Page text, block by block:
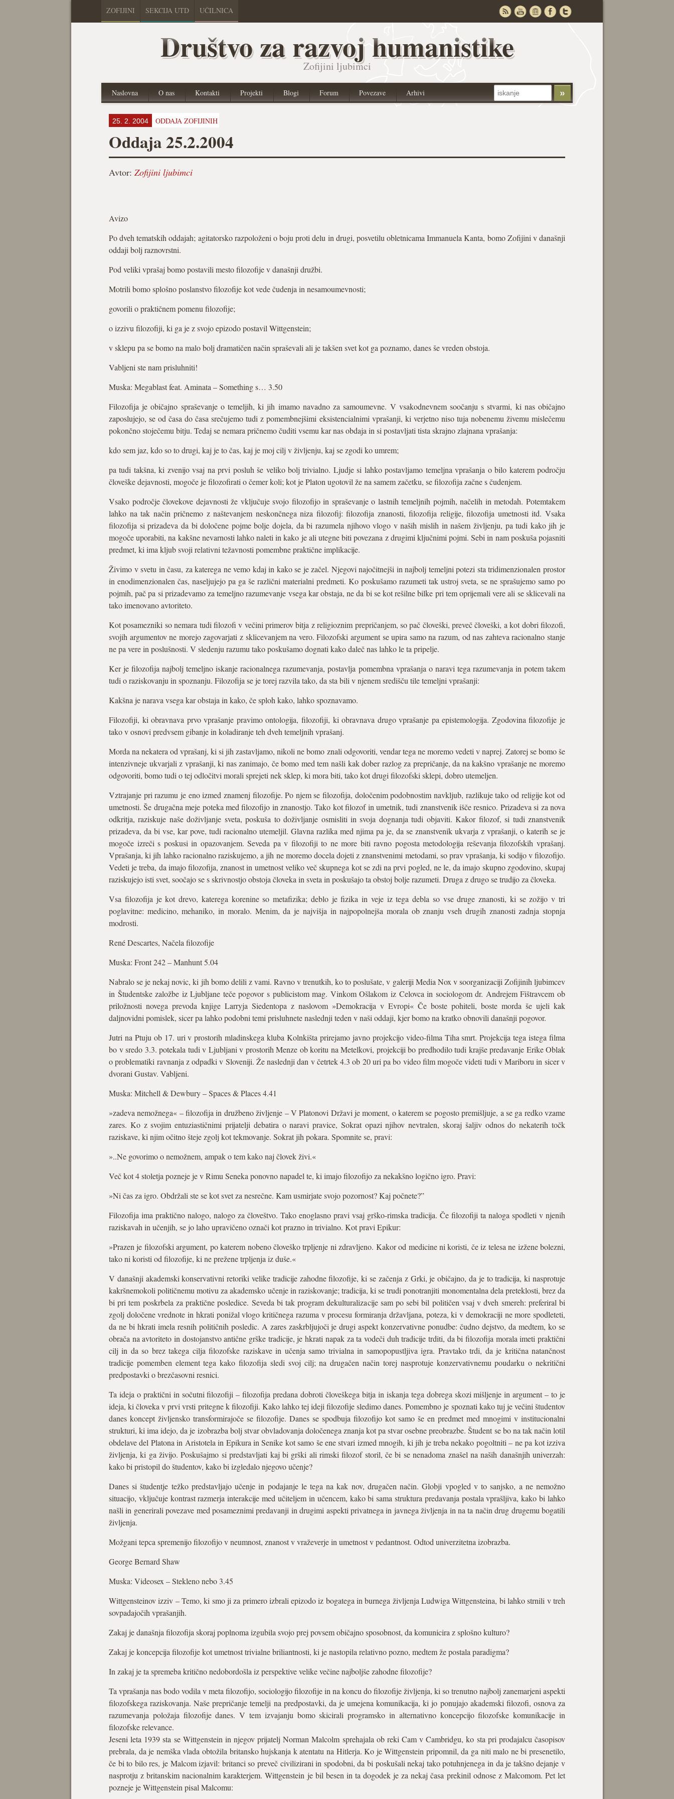
ZOFIJINI SEKCIJA UTD UČILNICA
Društvo za razvoj humanistike
Zofijini ljubimci
Naslovna O nas Kontakti Projekti Blogi Forum Povezave Arhivi
25. 2. 2004 ODDAJA ZOFIJINIH
Oddaja 25.2.2004
Avtor: Zofijini ljubimci
Avizo
Po dveh tematskih oddajah; agitatorsko razpoloženi o boju proti delu in drugi, posvetilu obletnicama Immanuela Kanta, bomo Zofijini v današnji
oddaji bolj raznovrstni.
Pod veliki vprašaj bomo postavili mesto filozofije v današnji družbi.
Motrili bomo splošno poslanstvo filozofije kot vede čudenja in nesamoumevnosti;
govorili o praktičnem pomenu filozofije;
o izzivu filozofiji, ki ga je z svojo epizodo postavil Wittgenstein;
v sklepu pa se bomo na malo bolj dramatičen način spraševali ali je takšen svet kot ga poznamo, danes še vreden obstoja.
Vabljeni ste nam prisluhniti!
Muska: Megablast feat. Aminata – Something s… 3.50
Filozofija je običajno spraševanje o temeljih, ki jih imamo navadno za samoumevne. V vsakodnevnem soočanju s stvarmi, ki nas običajno
zaposlujejo, se od časa do časa srečujemo tudi z pomembnejšimi eksistencialnimi vprašanji, ki verjetno niso tuja nobenemu živemu mislečemu
pokončno stoječemu bitju. Tedaj se nemara pričnemo čuditi vsemu kar nas obdaja in si postavljati tista skrajno zlajnana vprašanja:
kdo sem jaz, kdo so to drugi, kaj je to čas, kaj je moj cilj v življenju, kaj se zgodi ko umrem;
pa tudi takšna, ki zvenijo vsaj na prvi posluh še veliko bolj trivialno. Ljudje si lahko postavljamo temeljna vprašanja o bilo katerem področju
človeške dejavnosti, mogoče je filozofirati o čemer koli; kot je Platon ugotovil že na samem začetku, se filozofija začne s čudenjem.
Vsako področje človekove dejavnosti že vključuje svojo filozofijo in spraševanje o lastnih temeljnih pojmih, načelih in metodah. Potemtakem
lahko na tak način pričnemo z naštevanjem neskončnega niza filozofij: filozofija znanosti, filozofija religije, filozofija umetnosti itd. Vsaka
filozofija si prizadeva da bi določene pojme bolje dojela, da bi razumela njihovo vlogo v naših mislih in našem življenju, pa tudi kako jih je
mogoče uporabiti, na kakšne nevarnosti lahko naleti in kako je ali utegne biti povezana z drugimi ključnimi pojmi. Sebi in nam poskuša pojasniti
predmet, ki ima kljub svoji relativni težavnosti pomembne praktične implikacije.
Živimo v svetu in času, za katerega ne vemo kdaj in kako se je začel. Njegovi najočitnejši in najbolj temeljni potezi sta tridimenzionalen prostor
in enodimenzionalen čas, naseljujejo pa ga še različni materialni predmeti. Ko poskušamo razumeti tak ustroj sveta, se ne sprašujemo samo po
pojmih, pač pa si prizadevamo za temeljno razumevanje vsega kar obstaja, ne da bi se kot rešilne bilke pri tem oprijemali vere ali se sklicevali na
tako imenovano avtoriteto.
Kot posamezniki so nemara tudi filozofi v večini primerov bitja z religioznim prepričanjem, so pač človeški, preveč človeški, a kot dobri filozofi,
svojih argumentov ne morejo zagovarjati z sklicevanjem na vero. Filozofski argument se upira samo na razum, od nas zahteva racionalno stanje
ne pa vere in poslušnosti. V sledenju razumu tako poskušamo dognati kako daleč nas lahko le ta pripelje.
Ker je filozofija najbolj temeljno iskanje racionalnega razumevanja, postavlja pomembna vprašanja o naravi tega razumevanja in potem takem
tudi o raziskovanju in spoznanju. Filozofija se je torej razvila tako, da sta bili v njenem središču tile temeljni vprašanji:
Kakšna je narava vsega kar obstaja in kako, če sploh kako, lahko spoznavamo.
Filozofiji, ki obravnava prvo vprašanje pravimo ontologija, filozofiji, ki obravnava drugo vprašanje pa epistemologija. Zgodovina filozofije je
tako v osnovi predvsem gibanje in koladiranje teh dveh temeljnih vprašanj.
Morda na nekatera od vprašanj, ki si jih zastavljamo, nikoli ne bomo znali odgovoriti, vendar tega ne moremo vedeti v naprej. Zatorej se bomo še
intenzivneje ukvarjali z vprašanji, ki nas zanimajo, če bomo med tem našli kak dober razlog za prepričanje, da na kakšno vprašanje ne moremo
odgovoriti, bomo tudi o tej odločitvi morali sprejeti nek sklep, ki mora biti, tako kot drugi filozofski sklepi, dobro utemeljen.
Vztrajanje pri razumu je eno izmed znamenj filozofije. Po njem se filozofija, določenim podobnostim navkljub, razlikuje tako od religije kot od
umetnosti. Še drugačna meje poteka med filozofijo in znanostjo. Tako kot filozof in umetnik, tudi znanstvenik išče resnico. Prizadeva si za nova
odkritja, raziskuje naše doživljanje sveta, poskuša to doživljanje osmisliti in svoja dognanja tudi objaviti. Kakor filozof, si tudi znanstvenik
prizadeva, da bi vse, kar pove, tudi racionalno utemeljil. Glavna razlika med njima pa je, da se znanstvenik ukvarja z vprašanji, o katerih se je
mogoče izreči s poskusi in opazovanjem. Seveda pa v filozofiji to ne more biti ravno pogosta metodologija reševanja filozofskih vprašanj.
Vprašanja, ki jih lahko racionalno raziskujemo, a jih ne moremo docela dojeti z znanstvenimi metodami, so prav vprašanja, ki sodijo v filozofijo.
Vedeti je treba, da imajo filozofija, znanost in umetnost veliko več skupnega kot se zdi na prvi pogled, ne le, da imajo skupno zgodovino, skupaj
raziskujejo isti svet, soočajo se s skrivnostjo obstoja človeka in sveta in poskušajo ta obstoj bolje razumeti. Druga z drugo se trudijo za človeka.
Vsa filozofija je kot drevo, katerega korenine so metafizika; deblo je fizika in veje iz tega debla so vse druge znanosti, ki se zožijo v tri
poglavitne: medicino, mehaniko, in moralo. Menim, da je najvišja in najpopolnejša morala ob znanju vseh drugih znanosti zadnja stopnja
modrosti.
René Descartes, Načela filozofije
Muska: Front 242 – Manhunt 5.04
Nabralo se je nekaj novic, ki jih bomo delili z vami. Ravno v trenutkih, ko to poslušate, v galeriji Media Nox v soorganizaciji Zofijinih ljubimcev
in Študentske založbe iz Ljubljane teče pogovor s publicistom mag. Vinkom Ošlakom iz Celovca in sociologom dr. Andrejem Fištravcem ob
priložnosti novega prevoda knjige Larryja Siedentopa z naslovom »Demokracija v Evropi« Če boste pohiteli, boste morda še ujeli kak
daljnovidni pomislek, sicer pa lahko podobni temi prisluhnete naslednji teden v naši oddaji, kjer bomo na kratko obnovili današnji pogovor.
Jutri na Ptuju ob 17. uri v prostorih mladinskega kluba Kolnkišta prirejamo javno projekcijo video-filma Tiha smrt. Projekcija tega istega filma
bo v sredo 3.3. potekala tudi v Ljubljani v prostorih Menze ob koritu na Metelkovi, projekciji bo predhodilo tudi krajše predavanje Erike Oblak
o problematiki ravnanja z odpadki v Sloveniji. Že naslednji dan v četrtek 4.3 ob 20 uri pa bo video film mogoče videti tudi v Mariboru in sicer v
dvorani Gustav. Vabljeni.
Muska: Mitchell & Dewbury – Spaces & Places 4.41
»zadeva nemožnega« – filozofija in družbeno življenje – V Platonovi Državi je moment, o katerem se pogosto premišljuje, a se ga redko vzame
zares. Ko z svojim entuziastičnimi prijatelji debatira o naravi pravice, Sokrat opazi njihov nevtralen, skoraj šaljiv odnos do nekaterih točk
raziskave, ki njim očitno šteje zgolj kot tekmovanje. Sokrat jih pokara. Spomnite se, pravi:
»..Ne govorimo o nemožnem, ampak o tem kako naj človek živi.«
Več kot 4 stoletja pozneje je v Rimu Seneka ponovno napadel te, ki imajo filozofijo za nekakšno logično igro. Pravi:
»Ni čas za igro. Obdržali ste se kot svet za nesrečne. Kam usmirjate svojo pozornost? Kaj počnete?”
Filozofija ima praktično nalogo, nalogo za človeštvo. Tako enoglasno pravi vsaj grško-rimska tradicija. Če filozofiji ta naloga spodleti v njenih
raziskavah in učenjih, se jo laho upravičeno označi kot prazno in trivialno. Kot pravi Epikur:
»Prazen je filozofski argument, po katerem nobeno človeško trpljenje ni zdravljeno. Kakor od medicine ni koristi, če iz telesa ne izžene bolezni,
tako ni koristi od filozofije, ki ne prežene trpljenja iz duše.«
V današnji akademski konservativni retoriki velike tradicije zahodne filozofije, ki se začenja z Grki, je običajno, da je to tradicija, ki nasprotuje
kakršnemokoli političnemu motivu za akademsko učenje in raziskovanje; tradicija, ki se trudi ponotranjiti monomentalna dela preteklosti, brez da
bi pri tem poskrbela za praktične posledice. Seveda bi tak program dekulturalizacije sam po sebi bil političen vsaj v dveh smereh: preferiral bi
zgolj določene vrednote in hkrati ponižal vlogo kritičnega razuma v procesu formiranja državljana, poteza, ki v demokraciji ne more spodleteti,
da ne bi hkrati imela resnih političnih posledic. A zares zaskrbljujoči je drugi aspekt konzervativne ponudbe: čudno dejstvo, da medtem, ko se
obrača na avtoriteto in dostojanstvo antične grške tradicije, je hkrati napak za ta vodeči duh tradicije trditi, da bi filozofija morala imeti praktični
cilj in da so brez takega cilja filozofske raziskave in učenja samo trivialna in samopopustljiva igra. Pravtako trdi, da je kritična natančnost
tradicije pomemben element tega kako filozofija sledi svoj cilj; na drugačen način torej nasprotuje konzervativnemu poudarku o nekritični
predpostavki o brezčasovni resnici.
Ta ideja o praktični in sočutni filozofiji – filozofija predana dobroti človeškega bitja in iskanja tega dobrega skozi mišljenje in argument – to je
ideja, ki človeka v prvi vrsti pritegne k filozofiji. Kako lahko tej ideji filozofije sledimo danes. Pomembno je spoznati kako tuj je večini študentov
danes koncept življensko transformirajoče se filozofije. Danes se spodbuja filozofijo kot samo še en predmet med mnogimi v institucionalni
strukturi, ki ima idejo, da je izobrazba bolj stvar obvladovanja določenega znanja kot pa stvar osebne preobrazbe. Študent se bo na tak način lotil
obdelave del Platona in Aristotela in Epikura in Senike kot samo še ene stvari izmed mnogih, ki jih je treba nekako pogoltniti – ne pa kot izziva
življenja, ki ga živijo. Poskušajmo si predstavljati kaj bi grški ali rimski filozof storil, če bi se nenadoma znašel na naših današnjih univerzah:
kako bi pristopil do študentov, kako bi izgledalo njegovo učenje?
Danes si študentje težko predstavljajo učenje in podajanje le tega na kak nov, drugačen način. Globji vpogled v to sanjsko, a ne nemožno
situacijo, vključuje kontrast razmerja interakcije med učiteljem in učencem, kako bi sama struktura predavanja postala vprašljiva, kako bi lahko
našli in generirali povezave med posameznimi predavanji in drugimi aspekti privatnega in javnega življenja in na ta način drug drugemu bogatili
življenja.
Možgani tepca spremenijo filozofijo v neumnost, znanost v vraževerje in umetnost v pedantnost. Odtod univerzitetna izobrazba.
George Bernard Shaw
Muska: Videosex – Stekleno nebo 3.45
Wittgensteinov izziv – Temo, ki smo ji za primero izbrali epizodo iz bogatega in burnega življenja Ludwiga Wittgensteina, bi lahko strnili v treh
sovpadajočih vprašanjih.
Zakaj je današnja filozofija skoraj poplnoma izgubila svojo prej povsem običajno sposobnost, da komunicira z splošno kulturo?
Zakaj je koncepcija filozofije kot umetnost trivialne briliantnosti, ki je nastopila relativno pozno, medtem že postala paradigma?
In zakaj je ta spremeba kritično nedobordošla iz perspektive velike večine najboljše zahodne filozofije?
Ta vprašanja nas bodo vodila v meta filozofijo, sociologijo filozofije in na koncu do filozofije življenja, ki so trenutno najbolj zanemarjeni aspekti
filozofskega raziskovanja. Naše prepričanje temelji na predpostavki, da je umejena komunikacija, ki jo ponujajo akademski filozofi, osnova za
razumevanja položaja filozofije danes. V tem izvajanju bomo skicirali programsko in alternativno koncepcijo filozofske komunikacije in
filozofske relevance.
Jeseni leta 1939 sta se Wittgenstein in njegov prijatelj Norman Malcolm sprehajala ob reki Cam v Cambridgu, ko sta pri prodajalcu časopisov
prebrala, da je nemška vlada obtožila britansko hujskanja k atentatu na Hitlerja. Ko je Wittgenstein pripomnil, da ga niti malo ne bi presenetilo,
če bi to bilo res, je Malcom izjavil: britanci so preveč civilizirani in spodobni, da bi poskušali nekaj tako potuhnjenega in da je takšno dejanje v
nasprotju z britanskim nacionalnim karakterjem. Wittgenstein je bil besen in ta dogodek je za nekaj časa prekinil odnose z Malcomom. Pet let
pozneje je Wittgenstein pisal Malcomu: